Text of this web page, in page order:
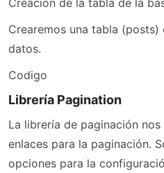
Crearemos una tabla (posts)
datos.
Codigo
Librería Pagination
La librería de paginación
enlaces para la paginación.
opciones para la